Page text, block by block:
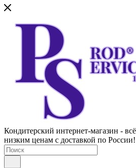
Кондитерский интернет-магазин -
низким ценам с доставкой по России!